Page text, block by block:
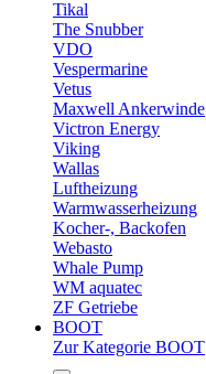
Tikal
The Snubber
VDO
Vespermarine
Vetus
Maxwell Ankerwinde
Victron Energy
Viking
Wallas
Luftheizung
Warmwasserheizung
Kocher-, Backofen
Webasto
Whale Pump
WM aquatec
ZF Getriebe
BOOT
Zur Kategorie BOOT